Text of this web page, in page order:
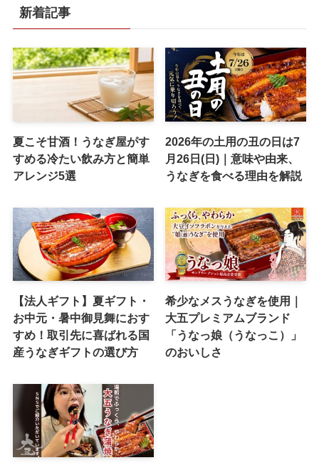
新着記事
夏こそ甘酒！うなぎ屋がす
すめる冷たい飲み方と簡単
アレンジ5選
2026年の土用の丑の日は7
月26日(日)｜意味や由来、
うなぎを食べる理由を解説
【法人ギフト】夏ギフト・
お中元・暑中御見舞におす
すめ！取引先に喜ばれる国
産うなぎギフトの選び方
希少なメスうなぎを使用｜
大五プレミアムブランド
「うなっ娘（うなっこ）」
のおいしさ